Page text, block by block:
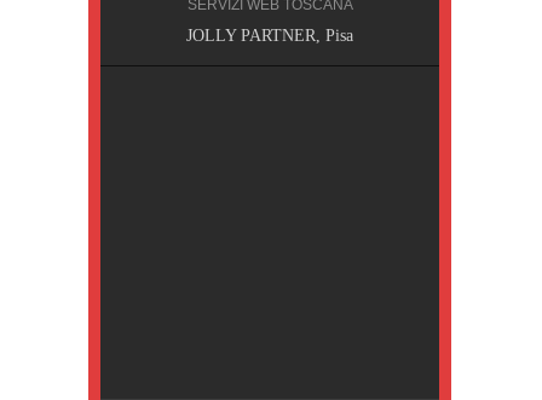
SERVIZI WEB TOSCANA
JOLLY PARTNER, Pisa